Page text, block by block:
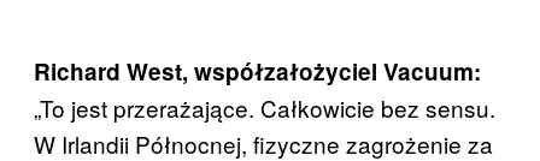
Richard West, współzałożyciel Vacuum:
„To jest przerażające. Całkowicie bez sensu.
W Irlandii Północnej, fizyczne zagrożenie za